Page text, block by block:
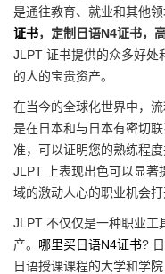
是通往教育、就业和其他
证书，定制日语N4证书，
JLPT 证书提供的众多好处
的人的宝贵资产。
在当今的全球化世界中，
是在日本和与日本有密切
准，可以证明您的熟练程
JLPT 上表现出色可以显著
域的激动人心的职业机会打
JLPT 不仅仅是一种职业工
产。 哪里买日语N4证书?
日语授课课程的大学和学